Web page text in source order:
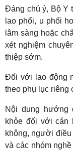
Đáng chú ý, Bộ Y
lao phổi, u phổi
lâm sàng hoặc
xét nghiệm
thiệp sớm.
Đối với lao động
theo phụ lục riêng
Nội dung hướng
khỏe đối với cán
không, người
và các nhóm